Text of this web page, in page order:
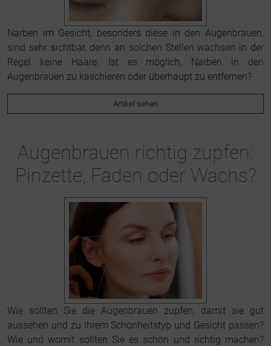
Narben im Gesicht, besonders diese in den Augenbrauen,
sind sehr sichtbar, denn an solchen Stellen wachsen in der
Regel keine Haare. Ist es möglich, Narben in den
Augenbrauen zu kaschieren oder überhaupt zu entfernen?
Artikel sehen
Augenbrauen richtig zupfen:
Pinzette, Faden oder Wachs?
Wie sollten Sie die Augenbrauen zupfen, damit sie gut
aussehen und zu Ihrem Schönheitstyp und Gesicht passen?
Wie und womit sollten Sie es schön und richtig machen?